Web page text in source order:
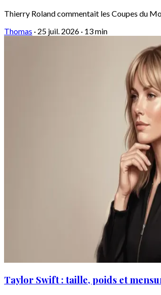
Thierry Roland commentait les Coupes du
Thomas · 25 juil. 2026 · 13 min
Taylor Swift : taille, poids et